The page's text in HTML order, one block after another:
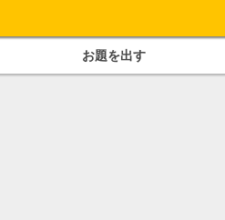
お題を出す